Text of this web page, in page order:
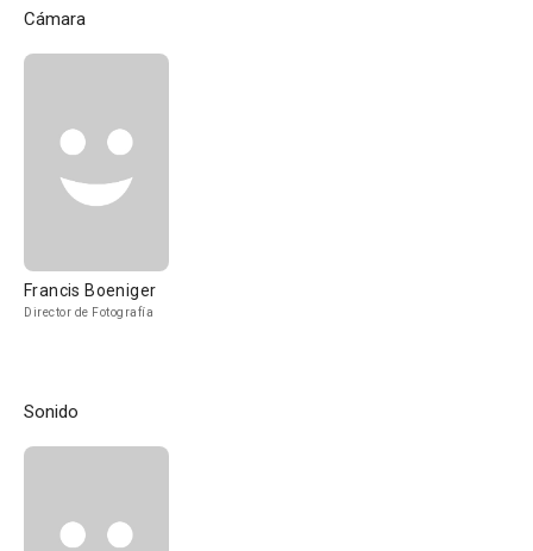
Cámara
Francis Boeniger
Director de Fotografía
Sonido